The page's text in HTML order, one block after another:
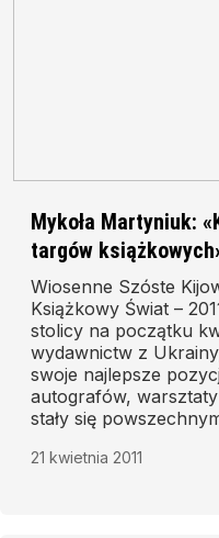
Mykoła Martyniuk:
targów
Wiosenne Szóste
Książkowy Świat –
stolicy na początku
wydawnictw z
swoje najlepsze
autografów,
stały się
się wiosną i jesienią
21 kwietnia 2011